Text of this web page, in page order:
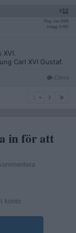
#12
Reg: Jan 2008
Inlägg: 6 493
XVI.
Carl XVI Gustaf.
Citera
in för att
konto